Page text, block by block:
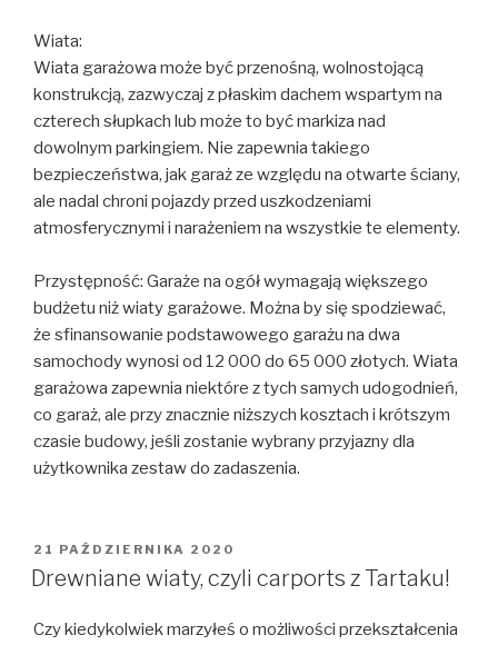
Wiata:
Wiata garażowa może być przenośną, wolnostojącą
konstrukcją, zazwyczaj z płaskim dachem wspartym na
czterech słupkach lub może to być markiza nad
dowolnym parkingiem. Nie zapewnia takiego
bezpieczeństwa, jak garaż ze względu na otwarte ściany,
ale nadal chroni pojazdy przed uszkodzeniami
atmosferycznymi i narażeniem na wszystkie te elementy.
Przystępność: Garaże na ogół wymagają większego
budżetu niż wiaty garażowe. Można by się spodziewać,
że sfinansowanie podstawowego garażu na dwa
samochody wynosi od 12 000 do 65 000 złotych. Wiata
garażowa zapewnia niektóre z tych samych udogodnień,
co garaż, ale przy znacznie niższych kosztach i krótszym
czasie budowy, jeśli zostanie wybrany przyjazny dla
użytkownika zestaw do zadaszenia.
OPUBLIKOWANE
W
21 PAŹDZIERNIKA 2020
Drewniane wiaty, czyli carports z Tartaku!
Czy kiedykolwiek marzyłeś o możliwości przekształcenia